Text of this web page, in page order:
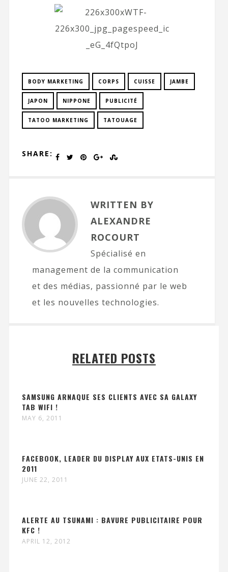
BODY MARKETING CORPS CUISSE JAMBE
JAPON NIPPONE PUBLICITÉ
TATOO MARKETING TATOUAGE
SHARE:
WRITTEN BY
ALEXANDRE
ROCOURT
Spécialisé en
management de la communication
et des médias, passionné par le web
et les nouvelles technologies.
RELATED POSTS
SAMSUNG ARNAQUE SES CLIENTS AVEC SA GALAXY
TAB WIFI !
MAY 6, 2011
FACEBOOK, LEADER DU DISPLAY AUX ETATS-UNIS EN
2011
JUNE 22, 2011
ALERTE AU TSUNAMI : BAVURE PUBLICITAIRE POUR
KFC !
APRIL 12, 2012